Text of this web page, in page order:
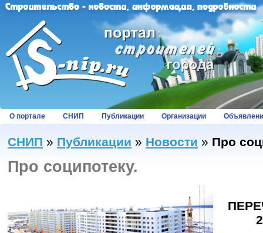
О портале СНИП Публикации Организации
СНИП » Публикации » Новости » Про
Про соципотеку.